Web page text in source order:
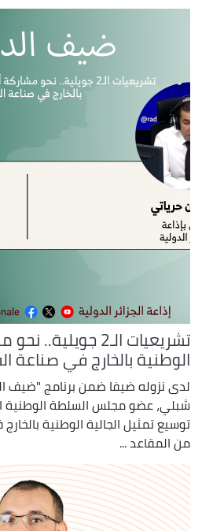
تشريعيات الـ2
الوطنية بالخارج في صناعة
لدى نزوله ضيفا ضمن برنامج "ضيف
شبلي، عضو مجلس السلطة الوطنية
من المقاعد ...